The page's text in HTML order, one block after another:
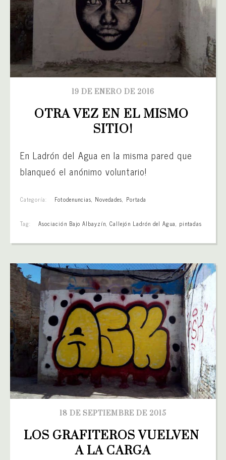
19 DE ENERO DE 2016
OTRA VEZ EN EL MISMO
SITIO!
En Ladrón del Agua en la misma pared que
blanqueó el anónimo voluntario!
Categoría: Fotodenuncias, Novedades, Portada
Tag: Asociación Bajo Albayzín,Callejón Ladrón del Agua, pintadas
18 DE SEPTIEMBRE DE 2015
LOS GRAFITEROS VUELVEN
A LA CARGA